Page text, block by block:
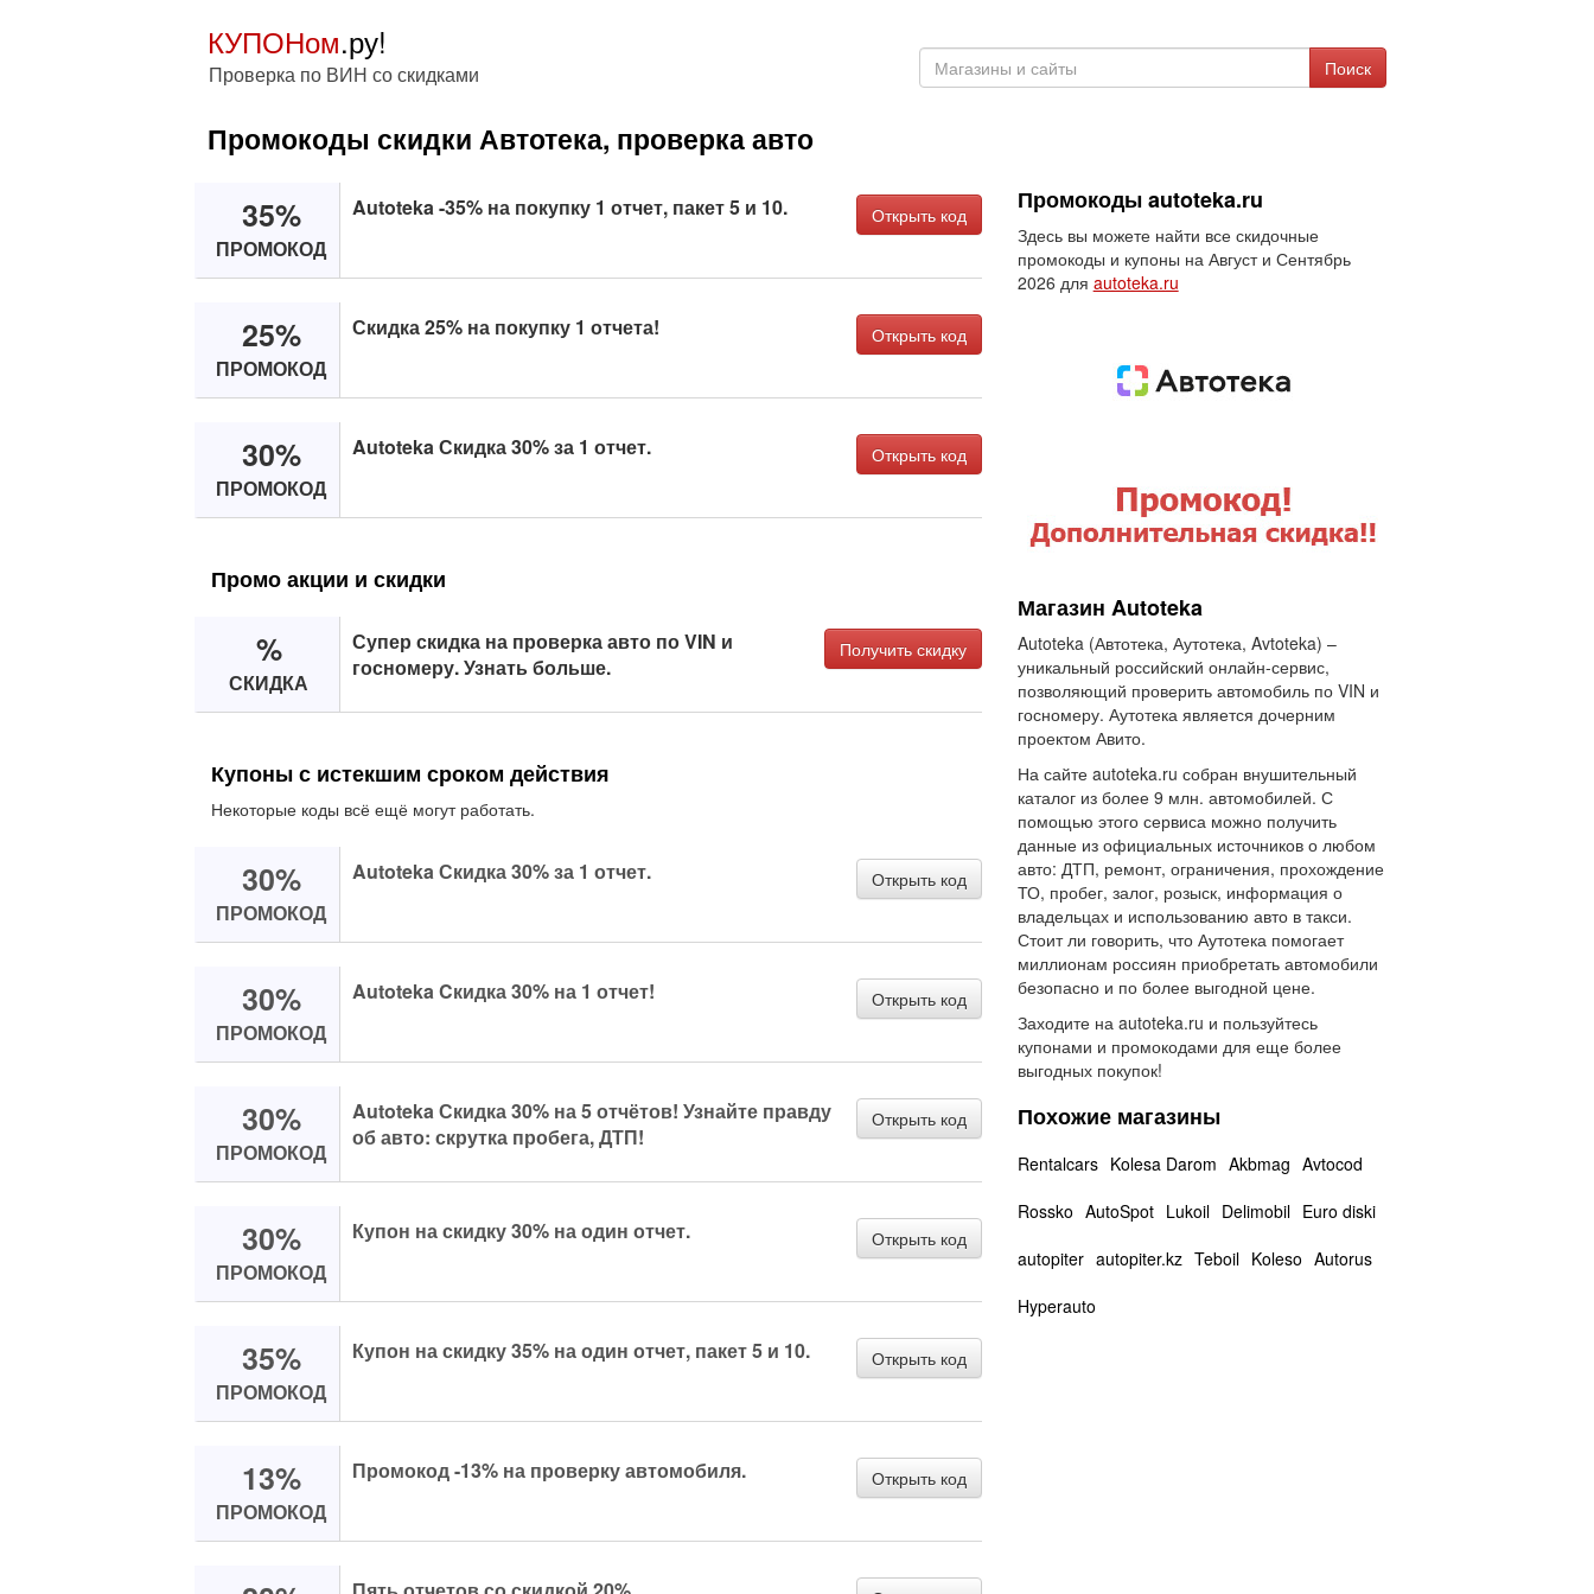
КУПОНом.ру!
Проверка по ВИН со скидками Поиск
Промокоды скидки Автотека, проверка авто
35%
ПРОМОКОД
Autoteka -35% на покупку 1 отчет, пакет 5 и 10. Открыть код
25%
ПРОМОКОД
Скидка 25% на покупку 1 отчета! Открыть код
30%
ПРОМОКОД
Autoteka Скидка 30% за 1 отчет. Открыть код
Промо акции и скидки
%
СКИДКА
Супер скидка на проверка авто по VIN и
госномеру. Узнать больше.
Получить скидку
Купоны с истекшим сроком действия
Некоторые коды всё ещё могут работать.
30%
ПРОМОКОД
Autoteka Скидка 30% за 1 отчет. Открыть код
30%
ПРОМОКОД
Autoteka Cкидка 30% на 1 отчет! Открыть код
30%
ПРОМОКОД
Autoteka Скидка 30% на 5 отчётов! Узнайте правду
об авто: скрутка пробега, ДТП!
Открыть код
30%
ПРОМОКОД
Купон на скидку 30% на один отчет. Открыть код
35%
ПРОМОКОД
Купон на скидку 35% на один отчет, пакет 5 и 10. Открыть код
13%
ПРОМОКОД
Промокод -13% на проверку автомобиля. Открыть код
Промокоды autoteka.ru
Здесь вы можете найти все скидочные
промокоды и купоны на Август и Сентябрь
2026 для autoteka.ru
Магазин Autoteka
Autoteka (Автотека, Аутотека, Avtoteka) –
уникальный российский онлайн-сервис,
позволяющий проверить автомобиль по VIN и
госномеру. Аутотека является дочерним
проектом Авито.
На сайте autoteka.ru собран внушительный
каталог из более 9 млн. автомобилей. С
помощью этого сервиса можно получить
данные из официальных источников о любом
авто: ДТП, ремонт, ограничения, прохождение
ТО, пробег, залог, розыск, информация о
владельцах и использованию авто в такси.
Стоит ли говорить, что Аутотека помогает
миллионам россиян приобретать автомобили
безопасно и по более выгодной цене.
Заходите на autoteka.ru и пользуйтесь
купонами и промокодами для еще более
выгодных покупок!
Похожие магазины
Rentalcars Kolesa Darom Akbmag Avtocod
Rossko AutoSpot Lukoil Delimobil Euro diski
autopiter autopiter.kz Teboil Koleso Autorus
Hyperauto